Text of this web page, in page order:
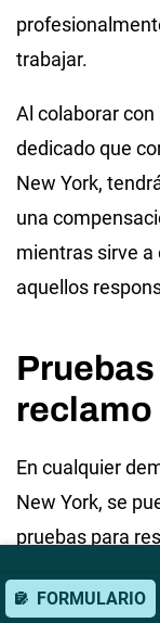
trabajar.
Al colaborar
dedicado que
New York,
una
mientras sirve a
aquellos
reclamo
En cualquier
New York, se
pruebas para
son cinco tipos
caso de
FORMULARIO